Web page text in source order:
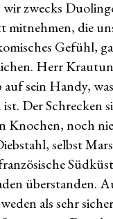
wir zwecks
mitnehmen, die
Gefühl,
Herr
sein Handy,
Der Schrecken
Knochen, noch
selbst
überstanden.
als sehr